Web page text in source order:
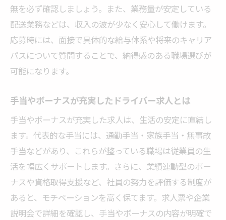
無を必ず確認しましょう。また、業務量が安定している
配送業務などは、収入の波が少なく安心して働けます。
応募時には、面接で具体的な給与体系や将来のキャリア
パスについて質問することで、納得感のある職場選びが
可能になります。
手当やボーナスが充実したドライバー求人とは
手当やボーナスが充実した求人は、生活の安定に直結し
ます。代表的な手当には、通勤手当・家族手当・無事故
手当などがあり、これらが整っている職場は従業員の生
活を幅広くサポートします。さらに、業績連動型のボー
ナスや資格取得支援など、社員の努力を評価する制度が
あると、モチベーションを高く保てます。求人票や企業
説明会で詳細を確認し、手当やボーナスの内容が明確で